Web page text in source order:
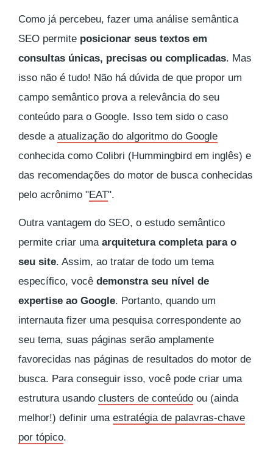
Como já percebeu, fazer uma análise semântica
SEO permite posicionar seus textos em
consultas únicas, precisas ou complicadas. Mas
isso não é tudo! Não há dúvida de que propor um
campo semântico prova a relevância do seu
conteúdo para o Google. Isso tem sido o caso
desde a atualização do algoritmo do Google
conhecida como Colibri (Hummingbird em inglês) e
das recomendações do motor de busca conhecidas
pelo acrônimo "EAT".
Outra vantagem do SEO, o estudo semântico
permite criar uma arquitetura completa para o
seu site. Assim, ao tratar de todo um tema
específico, você demonstra seu nível de
expertise ao Google. Portanto, quando um
internauta fizer uma pesquisa correspondente ao
seu tema, suas páginas serão amplamente
favorecidas nas páginas de resultados do motor de
busca. Para conseguir isso, você pode criar uma
estrutura usando clusters de conteúdo ou (ainda
melhor!) definir uma estratégia de palavras-chave
por tópico.